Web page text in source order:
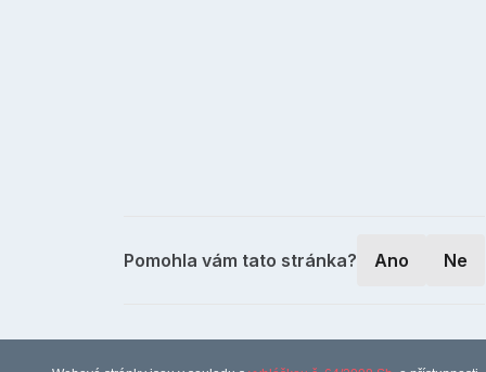
Pomohla vám tato stránka? Ano Ne